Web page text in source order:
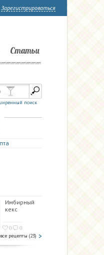
Зарегистрироваться
Статьи
поиск
Имбирный
кекс
0 0
все рецепты (23)